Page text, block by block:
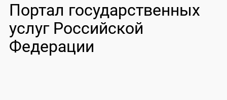
Портал государственных
услуг Российской
Федерации